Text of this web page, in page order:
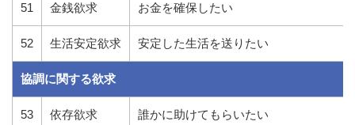
51 金銭欲求 お金を確保したい
52 生活安定欲求 安定した生活を送りたい
協調に関する欲求
53 依存欲求 誰かに助けてもらいたい